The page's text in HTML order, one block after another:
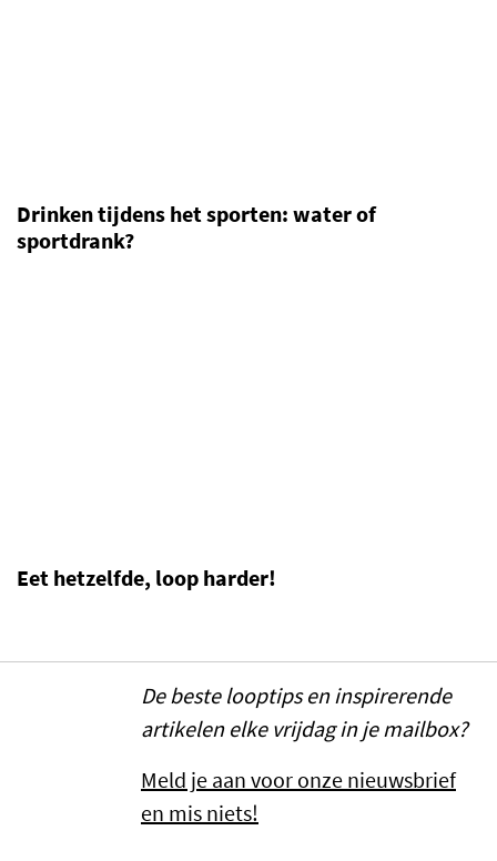
Drinken tijdens het sporten: water of
sportdrank?
Eet hetzelfde, loop harder!
De beste looptips en inspirerende
artikelen elke vrijdag in je mailbox?
Meld je aan voor onze nieuwsbrief
en mis niets!